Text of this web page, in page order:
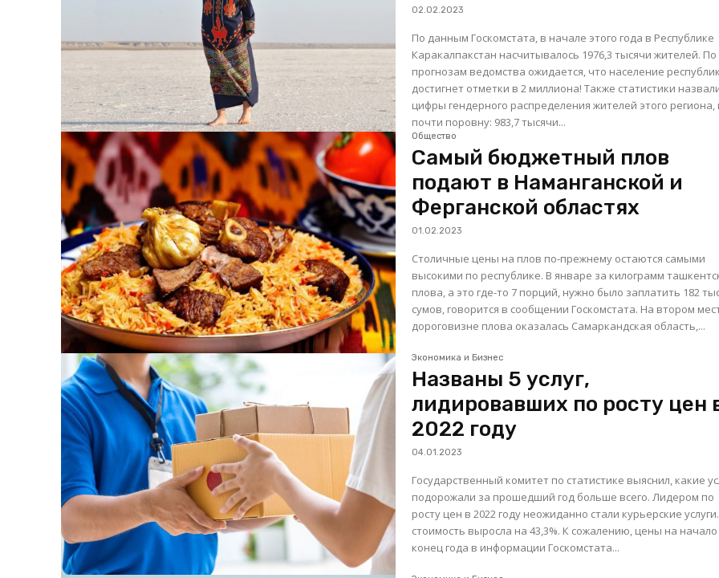
02.02.2023
По данным Госкомстата, в начале этого года в Республике
Каракалпакстан насчитывалось 1976,3 тысячи жителей. По
прогнозам ведомства ожидается, что население
достигнет отметки в 2 миллиона! Также статистики назвали
цифры гендерного распределения жителей этого региона,
почти поровну: 983,7 тысячи...
Общество
Самый бюджетный плов
подают в Наманганской и
Ферганской областях
01.02.2023
Столичные цены на плов по-прежнему остаются самыми
высокими по республике. В январе за килограмм
плова, а это где-то 7 порций, нужно было заплатить 182
сумов, говорится в сообщении Госкомстата. На втором месте по
дороговизне плова оказалась Самаркандская область,...
Экономика и Бизнес
Названы 5 услуг,
лидировавших по росту цен
2022 году
04.01.2023
Государственный комитет по статистике выяснил, какие
подорожали за прошедший год больше всего. Лидером по
росту цен в 2022 году неожиданно стали курьерские
стоимость выросла на 43,3%. К сожалению, цены на начало
конец года в информации Госкомстата...